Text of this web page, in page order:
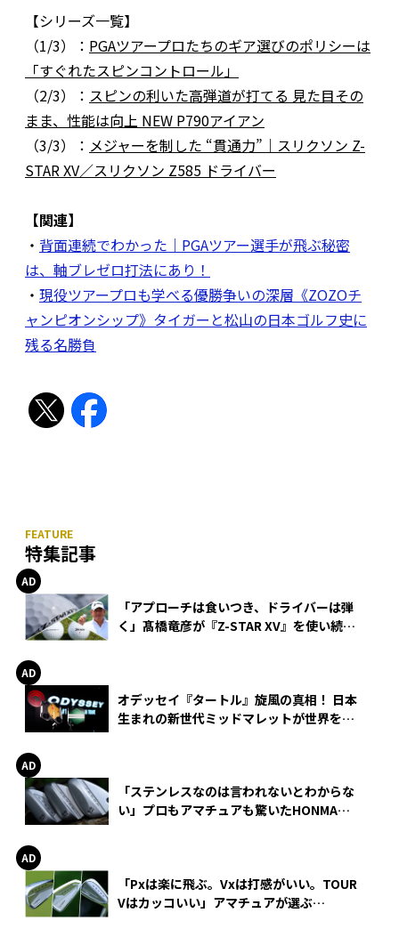
【シリーズ一覧】
（1/3）： PGAツアープロたちのギア選びのポリシーは
「すぐれたスピンコントロール」
（2/3）： スピンの利いた高弾道が打てる ⾒た⽬その
まま、性能は向上 NEW P790アイアン
（3/3）： メジャーを制した “貫通⼒”｜スリクソン Z-
STAR XV／スリクソン Z585 ドライバー
【関連】
・ 背面連続でわかった｜PGAツアー選手が飛ぶ秘密
は、軸ブレゼロ打法にあり！
・ 現役ツアープロも学べる優勝争いの深層《ZOZOチ
ャンピオンシップ》タイガーと松山の日本ゴルフ史に
残る名勝負
特集記事
「アプローチは食いつき、ドライバーは弾
く」髙橋竜彦が『Z-STAR XV』を使い続け
オデッセイ『タートル』旋風の真相！ 日本
生まれの新世代ミッドマレットが世界を席
「ステンレスなのは言われないとわからな
い」プロもアマチュアも驚いたHONMA
「Pxは楽に飛ぶ。Vxは打感がいい。TOUR
Vはカッコいい」アマチュアが選ぶ